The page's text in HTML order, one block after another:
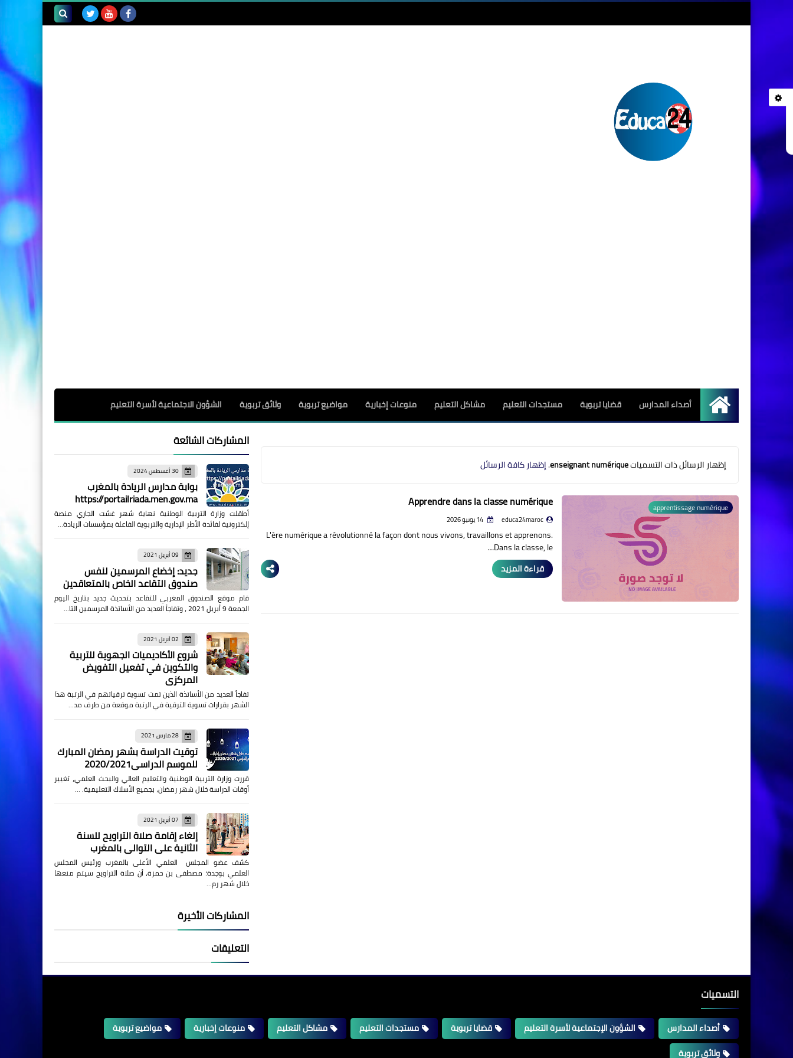
الإلكترونية
الرئيسية
أصداء المدارس قضايا تربوية مستجدات التعليم مشاكل التعليم منوعات إخبارية مواضيع تربوية وثائق تربوية الشؤون الاجتماعية لأسرة التعليم
‏إظهار الرسائل ذات التسمياتenseignant numérique
.إظهار كافة الرسائل
apprentissage numérique
Apprendre dans la classe numérique
educa24maroc
L'ère numérique a révolutionné la façon dont nous vivons, travaillons et apprenons.
Dans la classe, le…
قراءة المزيد
المشاركات الشائعة
30 أغسطس 2024
بوابة مدارس الريادة بالمغرب
https://portailriada.men.gov.ma
أطقلت وزارة التربية الوطنية نهاية شهر غشت الجاري منصة
إلكترونية لفائدة الأطر الإدارية والتربوية الفاعلة بمؤسسات الريادة…
09 أبريل 2021
جديد: إخضاع المرسمين لنفس
صندوق التقاعد الخاص بالمتعاقدين
قام موقع الصندوق المغربي للتقاعد بتحديث جديد بتاريخ اليوم
الجمعة 9 أبريل 2021 ، وتفاجأ العديد من الأساتذة المرسمين التا…
02 أبريل 2021
شروع الأكاديميات الجهوية للتربية
والتكوين في تفعيل التفويض
المركزي
تفاجأ العديد من الأساتذة الذين تمت تسوية ترقياتهم في الرتبة هذا
الشهر بقرارات تسوية الترقية في الرتبة موقعة من طرف مد…
28 مارس 2021
توقيت الدراسة بشهر رمضان المبارك
للموسم الدراسي2020/2021
قررت وزارة التربية الوطنية والتعليم العالي والبحث العلمي، تغيير
أوقات الدراسة خلال شهر رمضان، بجميع الأسلاك التعليمية. …
07 أبريل 2021
إلغاء إقامة صلاة التراويح للسنة
الثانية على التوالي بالمغرب
كشف عضو المجلس العلمي الأعلى بالمغرب ورئيس المجلس
العلمي بوجدة؛ مصطفى بن حمزة، أن صلاة التراويح سيتم منعها
خلال شهر رم…
المشاركات الأخيرة
التعليقات
التسميات
أصداء المدارس الشؤون الإجتماعية لأسرة التعليم قضايا تربوية مستجدات التعليم مشاكل التعليم منوعات إخبارية
مواضيع تربوية
وثائق تربوية